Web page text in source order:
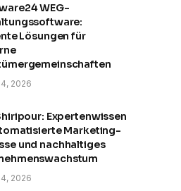
WEG-
Lösungen für
2026
Expertenwissen
Marketing-
und nachhaltiges
2026